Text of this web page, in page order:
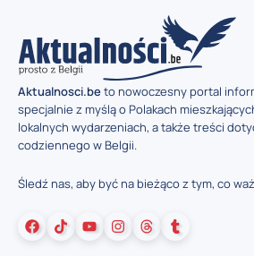
Aktualnosci.beto nowoczesny portal
specjalnie z myślą o Polakach
lokalnych wydarzeniach, a także treści
codziennego w Belgii.
Śledź nas, aby być na bieżąco z tym, co